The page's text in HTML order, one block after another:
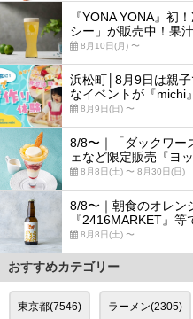
『YONA YONA』初
シー」が販売中！果
8月10日(月) 〜
浜松町│8月9日は親
なイベントが『michi
8月9日(日) 〜
8/8〜｜「ダックワー
ェなど限定販売『ヨ
8月8日(土) 〜 8月30日(日)
8/8〜｜朝食のオレン
『2416MARKET』
8月8日(土) 〜
おすすめカテゴリー
東京都(7546) ラーメン(2305)